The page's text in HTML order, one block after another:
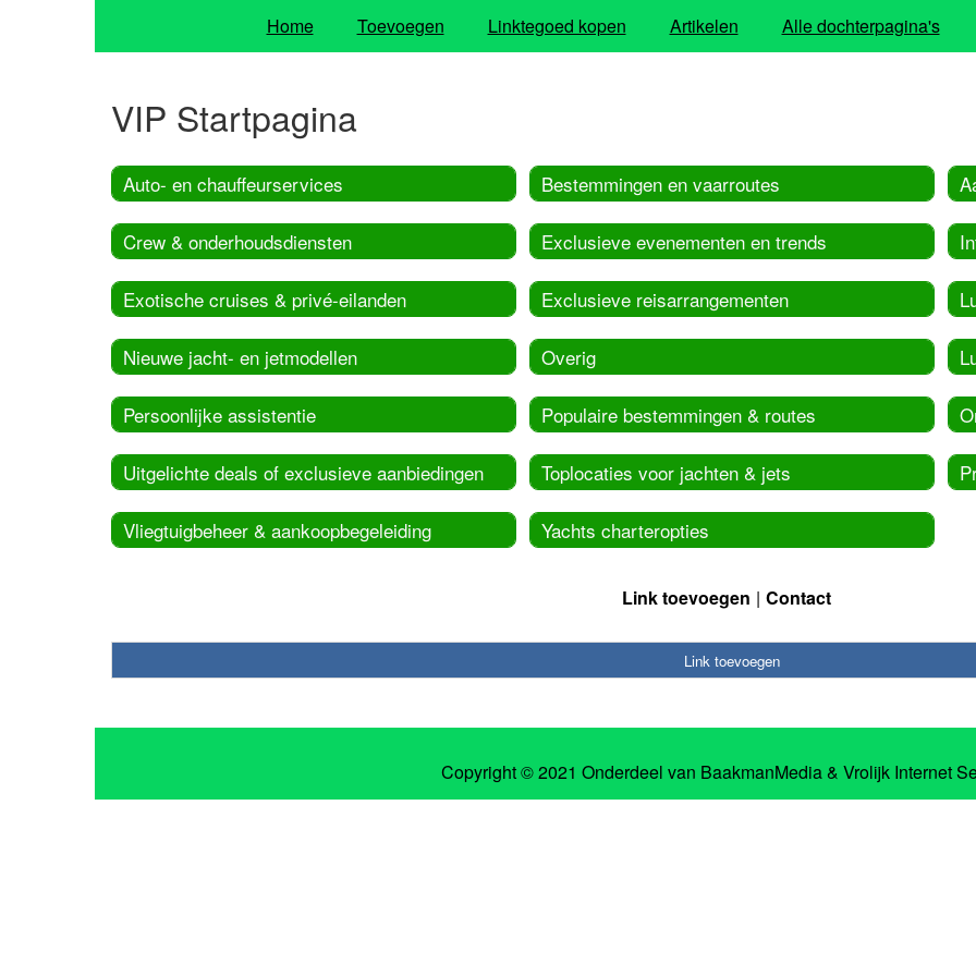
Home Toevoegen Linktegoed kopen Artikelen Alle dochterpagina's
VIP Startpagina
Auto- en chauffeurservices
Crew & onderhoudsdiensten
Exotische cruises & privé-eilanden
Nieuwe jacht- en jetmodellen
Persoonlijke assistentie
Uitgelichte deals of exclusieve aanbiedingen
Vliegtuigbeheer & aankoopbegeleiding
Bestemmingen en vaarroutes
Exclusieve evenementen en trends
Exclusieve reisarrangementen
Overig
Populaire bestemmingen & routes
Toplocaties voor jachten & jets
Yachts charteropties
Link toevoegen Contact
Link toevoegen
Copyright © 2021 Onderdeel van BaakmanMedia& Vrolijk Internet